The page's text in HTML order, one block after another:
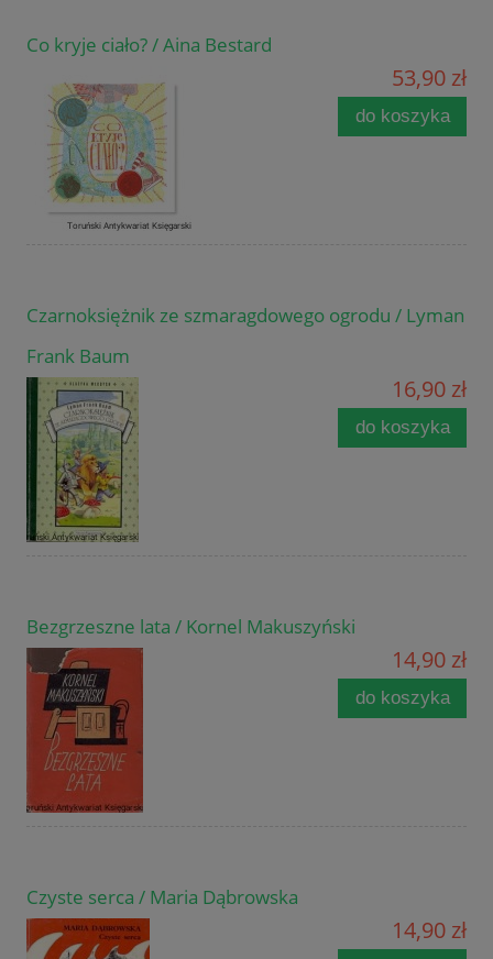
Co kryje ciało? / Aina Bestard
53,90 zł
do koszyka
Czarnoksiężnik ze szmaragdowego ogrodu / Lyman
Frank Baum
16,90 zł
do koszyka
Bezgrzeszne lata / Kornel Makuszyński
14,90 zł
do koszyka
Czyste serca / Maria Dąbrowska
14,90 zł